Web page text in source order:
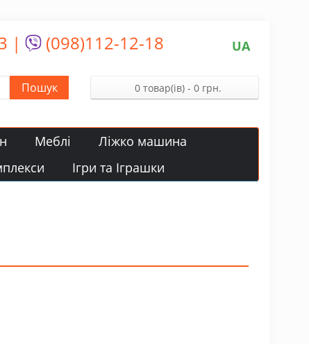
| (098)112-12-18 UA
Пошук 0 товар(ів) - 0 грн.
Меблі
Ліжко машина
Ігри та Іграшки